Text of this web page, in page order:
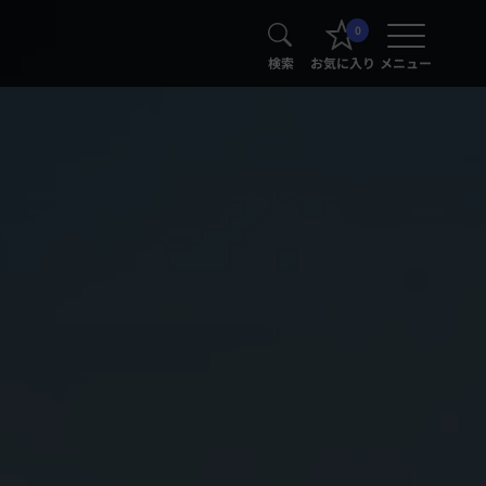
検索
0
お気に入り メニュー